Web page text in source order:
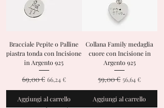
Bracciale Pepite o Palline
piastra tonda con Incisione
in Argento 925
Prezzo regolare
69,00 € Prezzo scontato
66,24 €
Aggiungi al carrello
Collana Family medaglia
cuore con Incisione in
Argento 925
Prezzo regolare
59,00 € Prezzo scontato
56,64 €
Aggiungi al carrello